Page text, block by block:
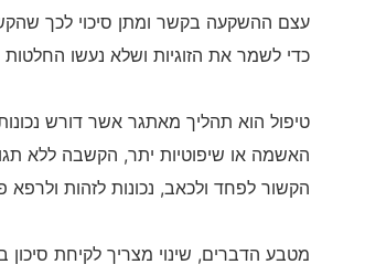
עצם ההשקעה בקשר ומתן סיכוי לכך
כדי לשמר את הזוגיות ושלא נעשו החלטות
טיפול הוא תהליך מאתגר אשר דורש
האשמה או שיפוטיות יתר, הקשבה ללא
הקשור לפחד ולכאב, נכונות לזהות
מטבע הדברים, שינוי מצריך לקיחת סיכון